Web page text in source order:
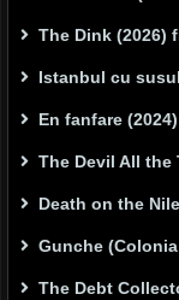
The Dink (2026)
Istanbul cu
En fanfare
The Devil All the
Death on the
Gunche
The Debt